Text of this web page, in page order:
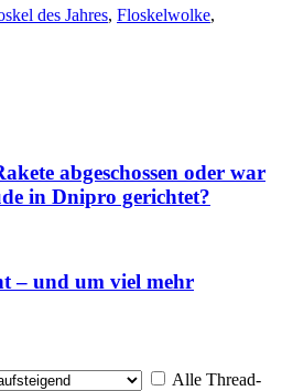
des Jahres, Floskelwolke,
abgeschossen oder war
in Dnipro gerichtet?
– und um viel mehr
Alle Thread-